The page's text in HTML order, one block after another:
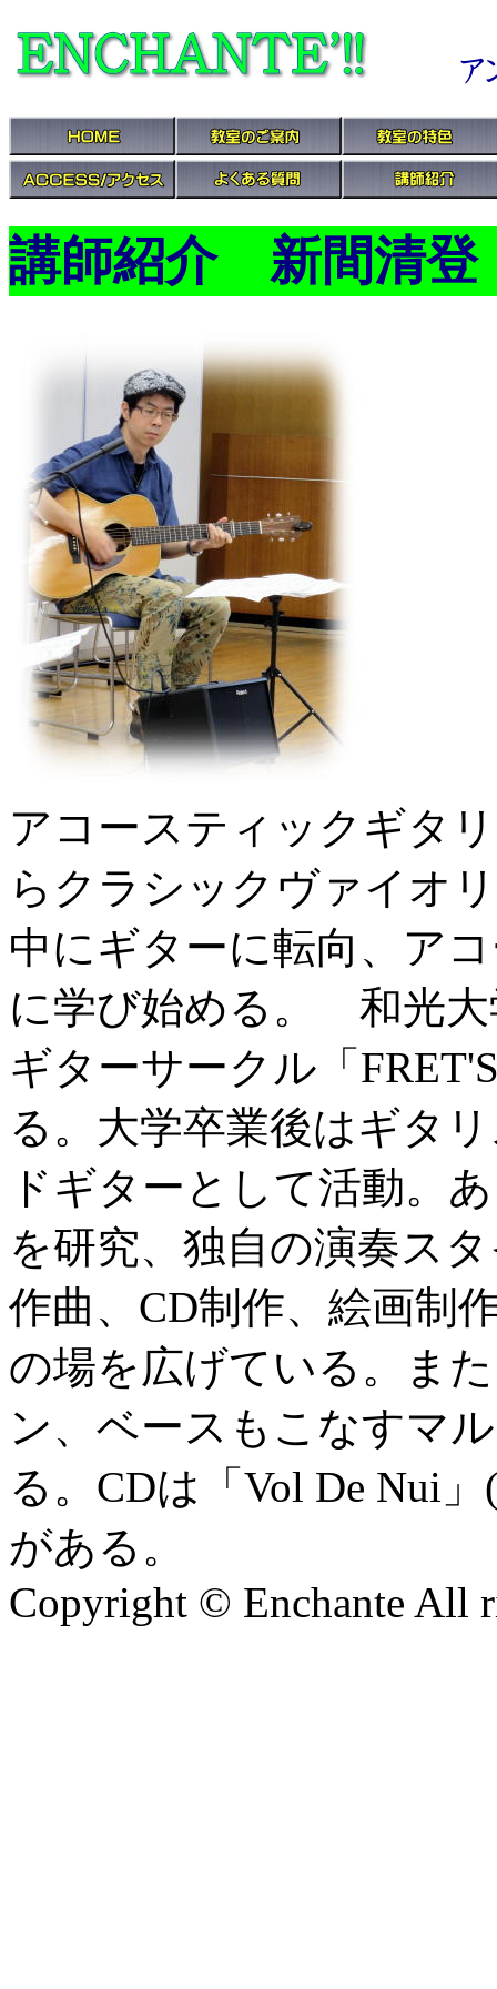
講師紹介 新間清登
アコースティックギタ
らクラシックヴァイオ
中にギターに転向、ア
に学び始める。 和光大
ギターサークル「
る。大学卒業後はギタ
ドギターとして活動。
を研究、独自の演奏ス
作曲、CD制作、絵画制
の場を広げている。ま
ン、ベースもこなすマ
る。CDは「Vol De Nui」
がある。
Copyright © Enchante All